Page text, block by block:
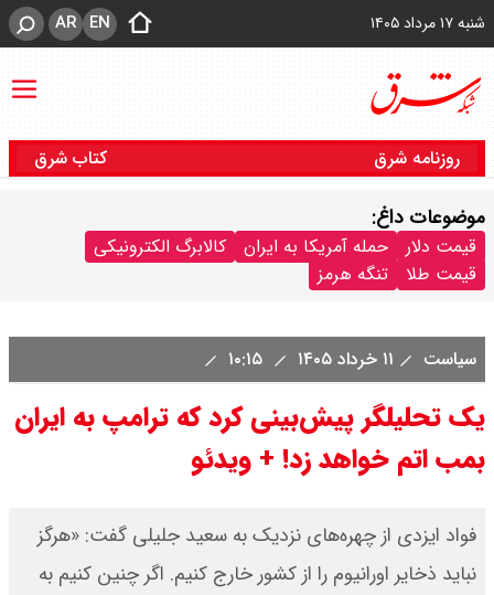
شنبه ۱۷ مرداد ۱۴۰۵ EN
AR
روزنامه شرق کتاب شرق
موضوعات داغ:
قیمت دلار حمله آمریکا به ایران
کالابرگ الکترونیکی
قیمت طلا
تنگه هرمز
سیاست ۱۱ خرداد ۱۴۰۵
یک تحلیلگر پیش‌بینی کرد که ترامپ به ایران
بمب اتم خواهد زد! + ویدئو
فواد ایزدی از چهره‌های نزدیک به سعید جلیلی گفت: «هرگز
نباید ذخایر اورانیوم را از کشور خارج کنیم. اگر چنین کنیم به